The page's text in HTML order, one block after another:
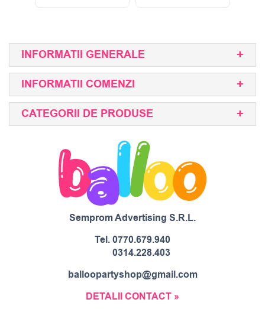
INFORMATII GENERALE
INFORMATII COMENZI
CATEGORII DE PRODUSE
Semprom Advertising S.R.L.
Tel.0770.679.940
0314.228.403
balloopartyshop@gmail.com
DETALII CONTACT »